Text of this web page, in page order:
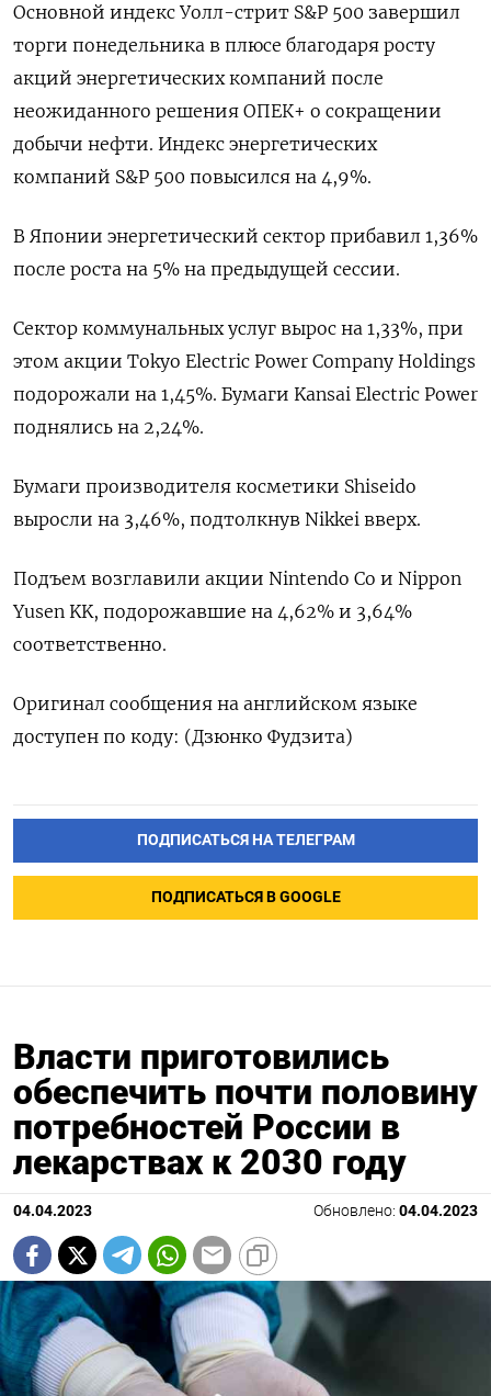
Основной индекс Уолл-стрит S&P 500 завершил
торги понедельника в плюсе благодаря росту
акций энергетических компаний после
неожиданного решения ОПЕК+ о сокращении
добычи нефти. Индекс энергетических
компаний S&P 500 повысился на 4,9%.
В Японии энергетический сектор прибавил 1,36%
после роста на 5% на предыдущей сессии.
Сектор коммунальных услуг вырос на 1,33%, при
этом акции Tokyo Electric Power Company Holdings
подорожали на 1,45%. Бумаги Kansai Electric Power
поднялись на 2,24%.
Бумаги производителя косметики Shiseido
выросли на 3,46%, подтолкнув Nikkei вверх.
Подъем возглавили акции Nintendo Co и Nippon
Yusen KK, подорожавшие на 4,62% и 3,64%
соответственно.
Оригинал сообщения на английском языке
доступен по коду: (Дзюнко Фудзита)
ПОДПИСАТЬСЯ НА ТЕЛЕГРАМ
ПОДПИСАТЬСЯ В GOOGLE
Власти приготовились
обеспечить почти половину
потребностей России в
лекарствах к 2030 году
04.04.2023 Обновлено: 04.04.2023